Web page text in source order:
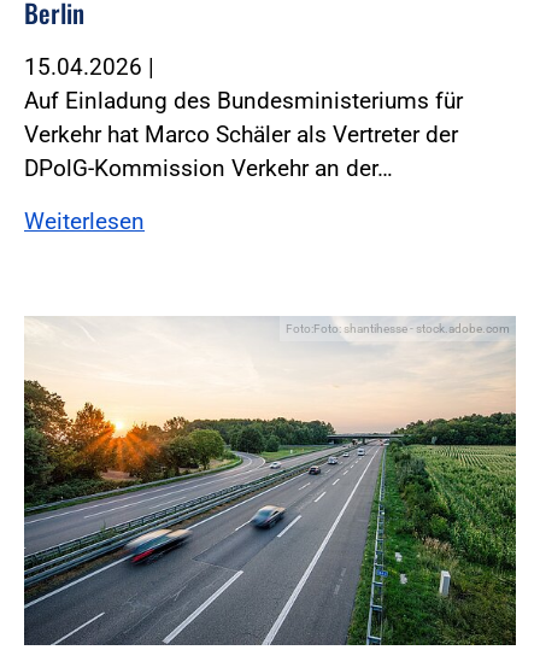
Berlin
15.04.2026 |
Auf Einladung des Bundesministeriums für
Verkehr hat Marco Schäler als Vertreter der
DPolG-Kommission Verkehr an der…
Weiterlesen
Foto:Foto: shantihesse - stock.adobe.com